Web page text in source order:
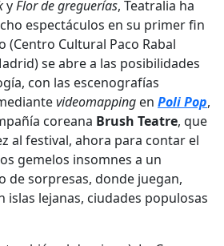
yFlor de greguerías, Teatralia ha
espectáculos en su primer fin
(Centro Cultural Paco Rabal
se abre a las posibilidades
con las escenografías
videomapping en PoliPop,
coreana Brush Teatre, que
al festival, ahora para contar el
gemelos insomnes a un
de sorpresas, donde juegan,
islas lejanas, ciudades populosas